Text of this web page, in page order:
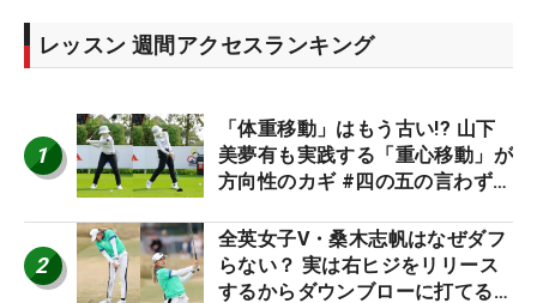
レッスン 週間アクセスランキング
1
「体重移動」はもう古い!? 山下
美夢有も実践する「重心移動」が
方向性のカギ #四の五の言わず振
2
全英女子V・桑木志帆はなぜダフ
らない？ 実は右ヒジをリリース
するからダウンブローに打てる #